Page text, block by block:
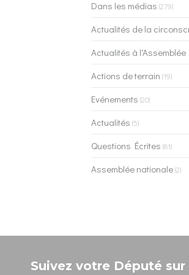
Dans les médias (279)
Actualités de la
Actualités à
Actions de terrain (19)
Evénements (20)
Actualités (5)
Questions Écrites (81)
Assemblée nationale(2)
Suivez votre Député sur